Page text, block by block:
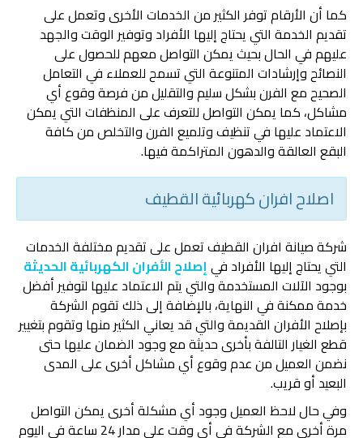
‏كما أن الأرقام توفر الكثير من الخدمات الأخرى وتعمل على
تقديم الخدمة التي يحتاج إليها الأفراد وتوفير الوقت والجهد
عليهم في الحال بحيث يمكن التواصل معهم للحصول على
النصائح وإرشادات المتنوعة التي تسمح للعملاء في التعامل
الصحيح مع الفرن بشكل سليم والتقليل من فرصة وقوع أي
مشاكل، كما يمكن التواصل للتعرف على المنظفات التي يمكن
الاعتماد عليها في تنظيف وتلميع الفرن والتخلص من كافة
البقع العالقة والدهون المتراكمة فيها.
اصلاح افران كهربائية القطيف
شركة صيانة افران القطيف تعمل على تقديم مختلفة الخدمات
التي يحتاج إليها الأفراد فيإصلاح الأفران الكهربائية الحديثة
بوجود الآلات المستخدمة والتي يتم الاعتماد عليها لتوفير أفضل
خدمة ممكنة في النهاية، بالإضافة إلى ذلك تقوم الشركة
بإصلاح الأفران القديمة والتي قد يعاني الكثير منها وتقوم بتغيير
قطع الغيار التالفة بأخرى حديثة مع وجود الضمان عليها حتى
نضمن العميل من عدم وقوع أي مشاكل أخرى على المدى
البعيد أو قريب.
وفي حال لاحظ العميل وجود أي مشكلة أخرى يمكن التواصل
مرة أخرى مع الشركة في أي وقت على مدار 24 ساعة في اليوم